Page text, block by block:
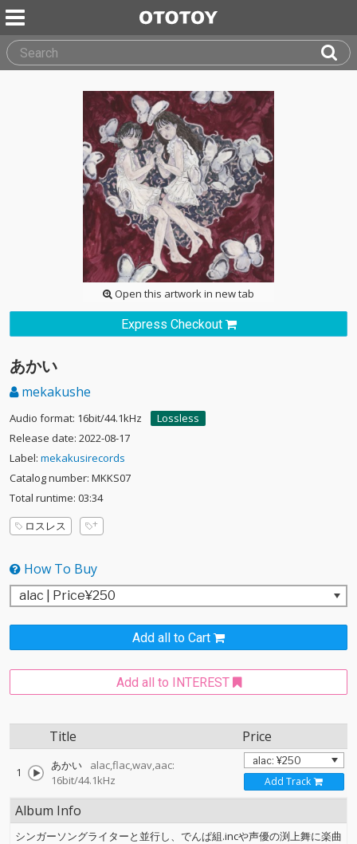
Open this artwork in new tab
Express Checkout
あかい
mekakushe
Audio format: 16bit/44.1kHz
Lossless
Release date: 2022-08-17
Label: mekakusirecords
Catalog number: MKKS07
Total runtime: 03:34
ロスレス
How To Buy
Add all to Cart
Add all to INTEREST
Title Price
1 あかい
alac,flac,wav,aac:
16bit/44.1kHz
Add Track
Album Info
シンガーソングライターと並行し、でんぱ組.incや声優の渕上舞に楽曲